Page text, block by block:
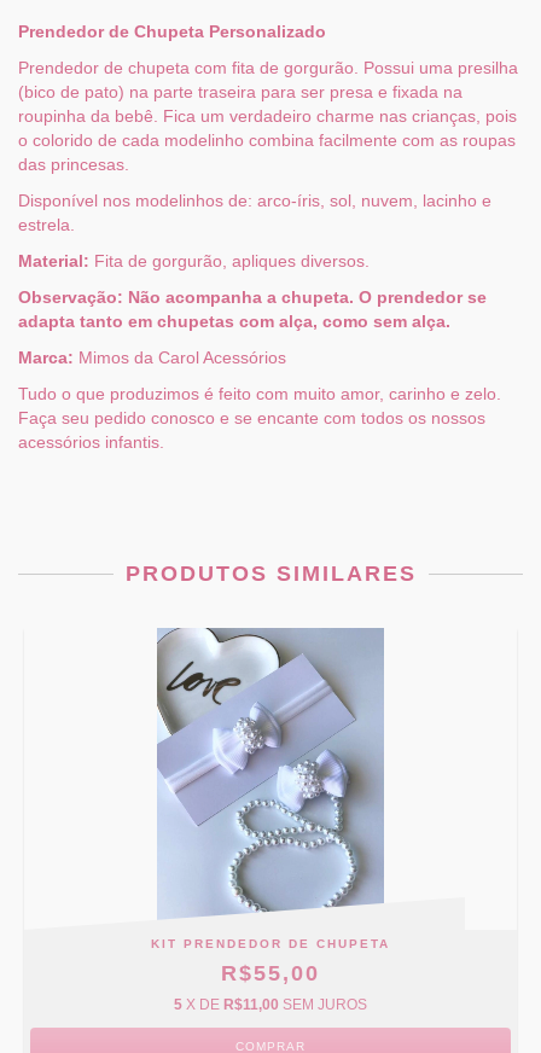
Prendedor de Chupeta Personalizado
Prendedor de chupeta com fita de gorgurão. Possui uma presilha
(bico de pato) na parte traseira para ser presa e fixada na
roupinha da bebê. Fica um verdadeiro charme nas crianças, pois
o colorido de cada modelinho combina facilmente com as roupas
das princesas.
Disponível nos modelinhos de: arco-íris, sol, nuvem, lacinho e
estrela.
Material: Fita de gorgurão, apliques diversos.
Observação: Não acompanha a chupeta. O prendedor se
adapta tanto em chupetas com alça, como sem alça.
Marca: Mimos da Carol Acessórios
Tudo o que produzimos é feito com muito amor, carinho e zelo.
Faça seu pedido conosco e se encante com todos os nossos
acessórios infantis.
PRODUTOS SIMILARES
KIT PRENDEDOR DE CHUPETA
R$55,00
5 X DE R$11,00 SEM JUROS